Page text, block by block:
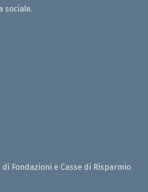
sociale.
di Fondazioni e Casse di Risparmio